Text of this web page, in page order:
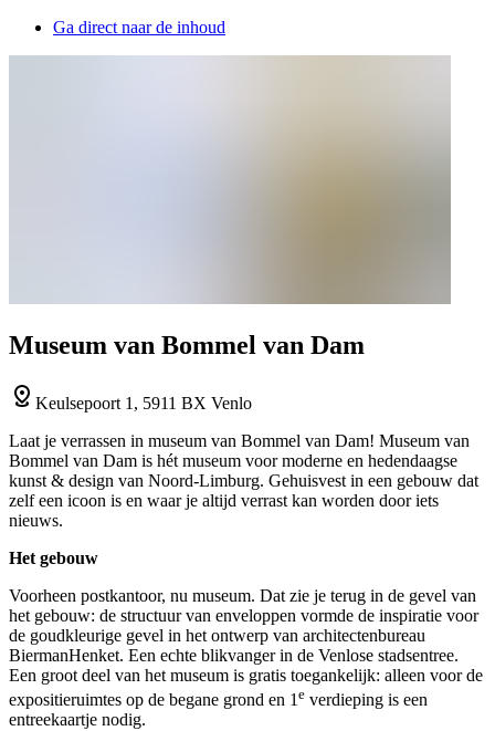
Ga direct naar de inhoud
Museum van Bommel van Dam
Keulsepoort 1, 5911 BX Venlo
Laat je verrassen in museum van Bommel van Dam! Museum van
Bommel van Dam is hét museum voor moderne en hedendaagse
kunst & design van Noord-Limburg. Gehuisvest in een gebouw dat
zelf een icoon is en waar je altijd verrast kan worden door iets
nieuws.
Het gebouw
Voorheen postkantoor, nu museum. Dat zie je terug in de gevel van
het gebouw: de structuur van enveloppen vormde de inspiratie voor
de goudkleurige gevel in het ontwerp van architectenbureau
BiermanHenket. Een echte blikvanger in de Venlose stadsentree.
Een groot deel van het museum is gratis toegankelijk: alleen voor de
expositieruimtes op de begane grond en 1 e verdieping is een
entreekaartje nodig.